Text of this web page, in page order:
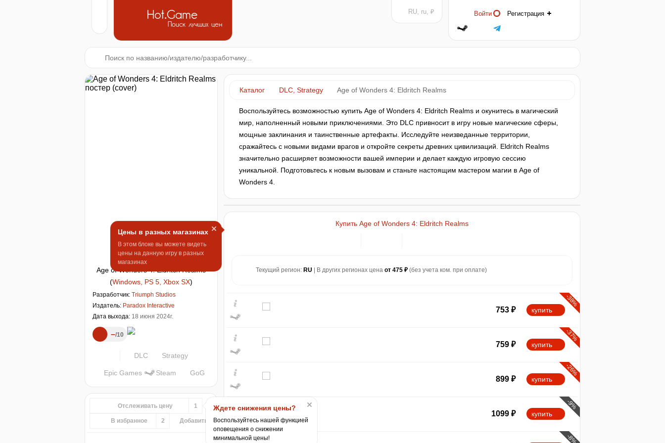
Hot.Game
Поиск лучших цен
Войти Регистрация
RU, ru, ₽
Age of Wonders 4: Eldritch Realms
(Windows, PS 5, Xbox SX)
Разработчик: Triumph Studios
Издатель: Paradox Interactive
Дата выхода: 18 июня 2024г.
– 10
DLC Strategy
Epic Games Steam GoG
Отслеживать цену 1
В избранное 2 Добавить...
Каталог DLC, Strategy Age of Wonders 4: Eldritch Realms
Воспользуйтесь возможностью купить Age of Wonders 4: Eldritch Realms и окунитесь в магический
мир, наполненный новыми приключениями. Это DLC привносит в игру новые магические сферы,
мощные заклинания и таинственные артефакты. Исследуйте неизведанные территории,
сражайтесь с новыми видами врагов и откройте секреты древних цивилизаций. Eldritch Realms
значительно расширяет возможности вашей империи и делает каждую игровую сессию
уникальной. Подготовьтесь к новым вызовам и станьте настоящим мастером магии в Age of
Wonders 4.
Купить Age of Wonders 4: Eldritch Realms
Текущий регион: RU | В других регионах цена от 475 ₽ (без учета ком. при оплате)
-38%
753 ₽ купить
-37%
759 ₽ купить
-26%
899 ₽ купить
-9%
1099 ₽ купить
-8%
800
900
Ждете снижения цены?
Воспользуйтесь нашей функцией
оповещения о снижении
минимальной цены!
Цены в разных магазинах
В этом блоке вы можете видеть
цены на данную игру в разных
магазинах